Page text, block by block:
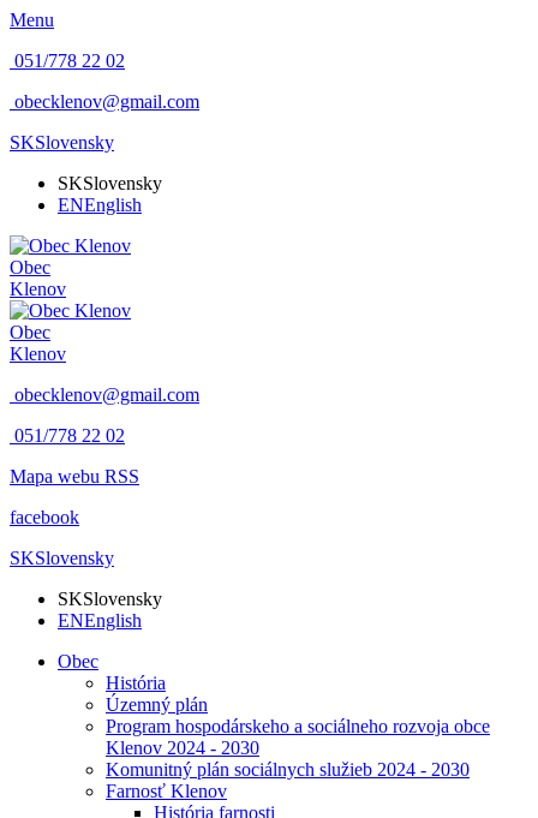
Menu
051/778 22 02
obecklenov@gmail.com
SKSlovensky
SKSlovensky
ENEnglish
Obec
Klenov
Obec
Klenov
obecklenov@gmail.com
051/778 22 02
Mapa webu RSS
facebook
SKSlovensky
SKSlovensky
ENEnglish
Obec
História
Územný plán
Program hospodárskeho a sociálneho rozvoja obce
Klenov 2024 - 2030
Komunitný plán sociálnych služieb 2024 - 2030
Farnosť Klenov
História farnosti